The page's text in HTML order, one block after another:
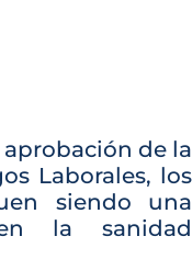
de la
Laborales, los
siendo una
la sanidad